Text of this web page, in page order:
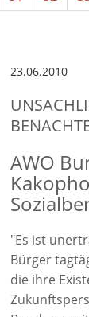
23.06.2010
AWO
"Es ist
Bürger
die ihre